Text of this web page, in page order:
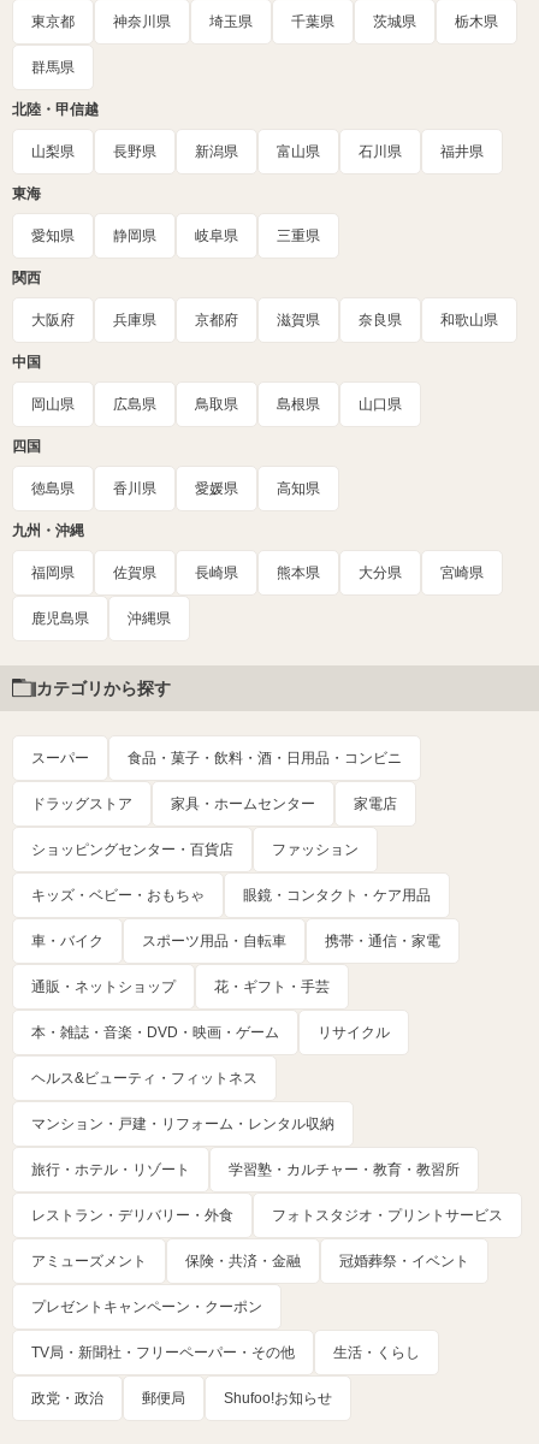
東京都 神奈川県 埼玉県 千葉県 茨城県 栃木県
群馬県
北陸・甲信越
山梨県 長野県 新潟県 富山県 石川県 福井県
東海
愛知県 静岡県 岐阜県 三重県
関西
大阪府 兵庫県 京都府 滋賀県 奈良県 和歌山県
中国
岡山県 広島県 鳥取県 島根県 山口県
四国
徳島県 香川県 愛媛県 高知県
九州・沖縄
福岡県 佐賀県 長崎県 熊本県 大分県 宮崎県
鹿児島県 沖縄県
カテゴリから探す
スーパー 食品・菓子・飲料・酒・日用品・コンビニ
ドラッグストア 家具・ホームセンター 家電店
ショッピングセンター・百貨店 ファッション
キッズ・ベビー・おもちゃ 眼鏡・コンタクト・ケア用品
車・バイク スポーツ用品・自転車 携帯・通信・家電
通販・ネットショップ 花・ギフト・手芸
本・雑誌・音楽・DVD・映画・ゲーム リサイクル
ヘルス&ビューティ・フィットネス
マンション・戸建・リフォーム・レンタル収納
旅行・ホテル・リゾート 学習塾・カルチャー・教育・教習所
レストラン・デリバリー・外食 フォトスタジオ・プリントサービス
アミューズメント 保険・共済・金融 冠婚葬祭・イベント
プレゼントキャンペーン・クーポン
TV局・新聞社・フリーペーパー・その他 生活・くらし
政党・政治 郵便局 Shufoo!お知らせ